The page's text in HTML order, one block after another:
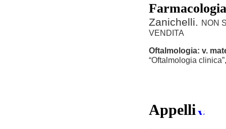
Zanichelli. NON
VENDITA
Oftalmologia: v.
“Oftalmologia
Appelli